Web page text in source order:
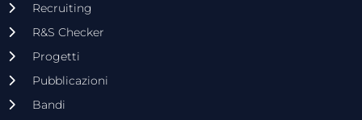
Recruiting
R&S Checker
Progetti
Pubblicazioni
Bandi